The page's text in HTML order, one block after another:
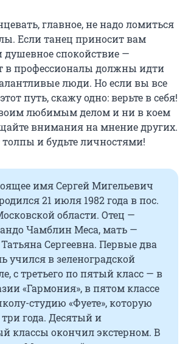
главное, не надо ломиться
Если танец приносит вам
душевное спокойствие —
в профессионалы должны идти
люди. Но если вы все
путь, скажу одно: верьте в себя!
любимым делом и ни в коем
внимания на мнение других.
толпы и будьте личностями!
имя Сергей Мигельевич
21 июля 1982 года в пос.
области. Отец —
Чамблин Меса, мать —
Сергеевна. Первые два
учился в зеленоградской
с третьего по пятый класс — в
«Гармония», в пятом классе
студию «Фуете», которую
три года. Десятый и
классы окончил экстерном. В